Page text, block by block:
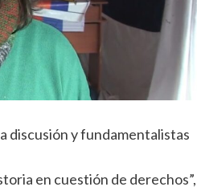
discusión y fundamentalistas
en cuestión de derechos”,